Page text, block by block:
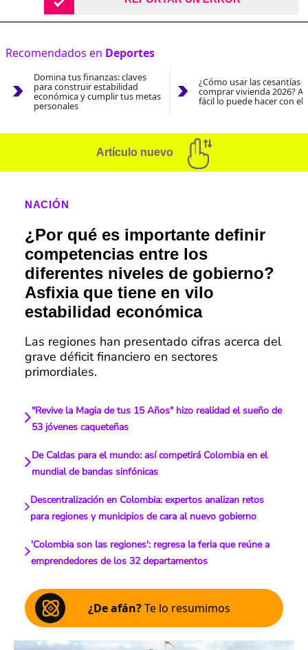
Recomendados en Deportes
Domina tus finanzas: claves
para construir estabilidad
económica y cumplir tus metas
personales
¿Cómo usar las cesantías
comprar vivienda 2026?
fácil lo puede hacer con el
Artículo nuevo
NACIÓN
¿Por qué es importante definir
competencias entre los
diferentes niveles de gobierno?
Asfixia que tiene en vilo
estabilidad económica
Las regiones han presentado cifras acerca del
grave déficit financiero en sectores
primordiales.
"Revive la Magia de tus 15 Años" hizo realidad el sueño de
53 jóvenes caqueteñas
De Caldas para el mundo: así competirá Colombia en el
mundial de bandas sinfónicas
Descentralización en Colombia: expertos analizan retos
para regiones y municipios de cara al nuevo gobierno
'Colombia son las regiones': regresa la feria que reúne a
emprendedores de los 32 departamentos
¿De afán?Te lo resumimos